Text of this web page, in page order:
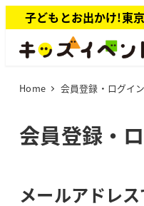
イ
子どもとお出かけ!東
Home 会員登録・ログイン
会員登録・
メールアドレ